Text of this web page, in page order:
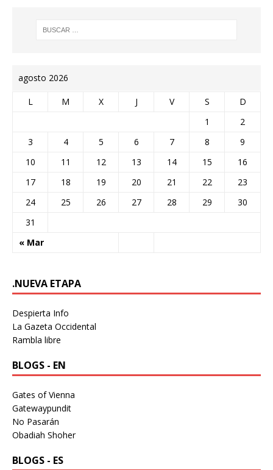
agosto 2026
L M X J V S D
« Mar
1
2
3
4 5 6 7 8
9
10
11 12 13 14 15
16
17
18 19 20 21 22
23
24
25 26 27 28 29
30
31
.NUEVA ETAPA
Despierta Info
La Gazeta Occidental
Rambla libre
BLOGS - EN
Gates of Vienna
Gatewaypundit
No Pasarán
Obadiah Shoher
BLOGS - ES